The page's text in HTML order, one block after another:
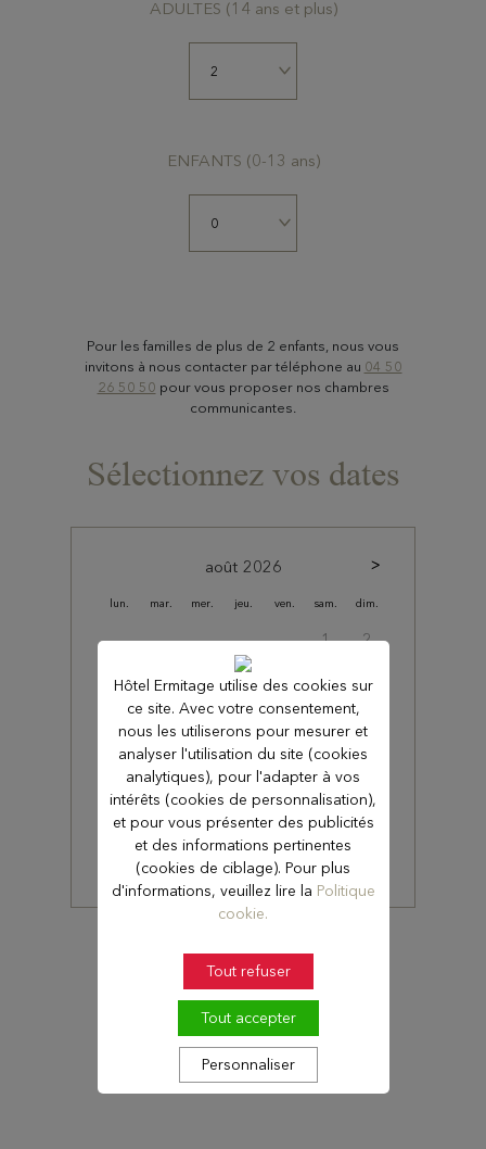
ADULTES (14 ans et plus)
ENFANTS (0-13 ans)
Pour les familles de plus de 2 enfants, nous vous
invitons à nous contacter par téléphone au 04 50
26 50 50 pour vous proposer nos chambres
communicantes.
Sélectionnez vos dates
août 2026
lun. mar. mer. jeu. ven. sam. dim.
1 2
3 4 5 6 7 8 9
10 11 12 13 14 15 16
17 18 19 20 21 22 23
24 25 26 27 28 29 30
VOIR LA DISPONIBILITÉ
MEILLEUR TARIF GARANTI
Hôtel Ermitage utilise des cookies sur
ce site. Avec votre consentement,
nous les utiliserons pour mesurer et
analyser l'utilisation du site (cookies
analytiques), pour l'adapter à vos
intérêts (cookies de personnalisation),
et pour vous présenter des publicités
et des informations pertinentes
(cookies de ciblage). Pour plus
d'informations, veuillez lire la Politique
cookie.
Tout refuser
Tout accepter
Personnaliser